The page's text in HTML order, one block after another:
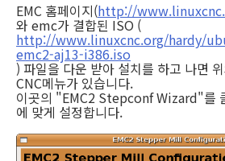
EMC 홈페이지(http://
와 emc가 결합된 ISO (
http://www.linuxcnc.org/hardy/
emc2-aj13-i386.iso
) 파일을 다운 받아 설치를 하고 나면
CNC메뉴가 있습니다.
이곳의 "EMC2 Stepconf Wizard"를
에 맞게 설정합니다.